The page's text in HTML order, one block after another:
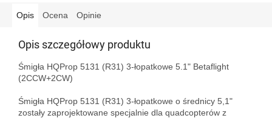
Opis Ocena Opinie
Opis szczegółowy produktu
Śmigła HQProp 5131 (R31) 3-łopatkowe 5.1" Betaflight
(2CCW+2CW)
Śmigła HQProp 5131 (R31) 3-łopatkowe o średnicy 5,1"
zostały zaprojektowane specjalnie dla quadcopterów z